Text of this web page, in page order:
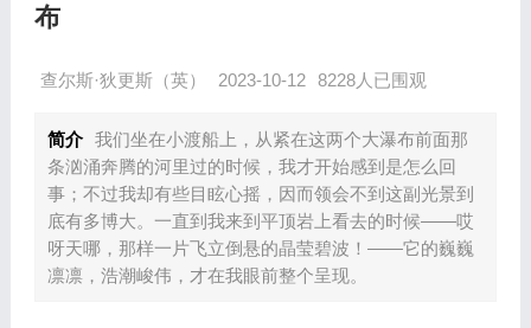
布
查尔斯·狄更斯（英） 2023-10-12 8228人已围观
简介 我们坐在小渡船上，从紧在这两个大瀑布前面那
条汹涌奔腾的河里过的时候，我才开始感到是怎么回
事；不过我却有些目眩心摇，因而领会不到这副光景到
底有多博大。一直到我来到平顶岩上看去的时候——哎
呀天哪，那样一片飞立倒悬的晶莹碧波！——它的巍巍
凛凛，浩潮峻伟，才在我眼前整个呈现。